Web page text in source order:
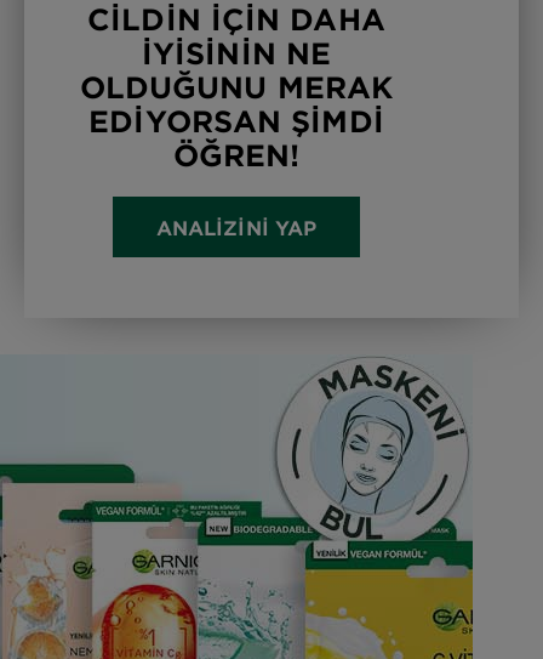
CİLDİN İÇİN DAHA
İYİSİNİN NE
OLDUĞUNU MERAK
EDİYORSAN ŞİMDİ
ÖĞREN!
ANALİZİNİ YAP